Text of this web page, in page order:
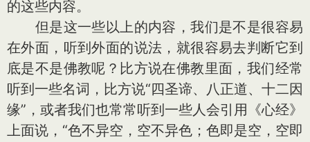
的这些内容。
但是这一些以上的内容，我们是不是很容易
在外面，听到外面的说法，就很容易去判断它到
底是不是佛教呢？比方说在佛教里面，我们经常
听到一些名词，比方说“四圣谛、八正道、十二因
缘”，或者我们也常常听到一些人会引用《心经》
上面说，“色不异空，空不异色；色即是空，空即